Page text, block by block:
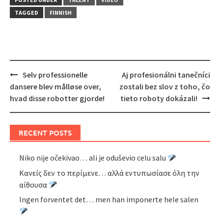
TAGGED
FINNISH
Post
navigation
Selv professionelle
dansere blev målløse over,
hvad disse robotter gjorde!
Aj profesionálni tanečníci
zostali bez slov z toho, čo
tieto roboty dokázali!
RECENT POSTS
Niko nije očekivao… ali je oduševio celu salu
Κανείς δεν το περίμενε… αλλά εντυπωσίασε όλη την
αίθουσα
Ingen forventet det… men han imponerte hele salen